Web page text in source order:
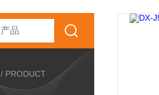
/ PRODUCT